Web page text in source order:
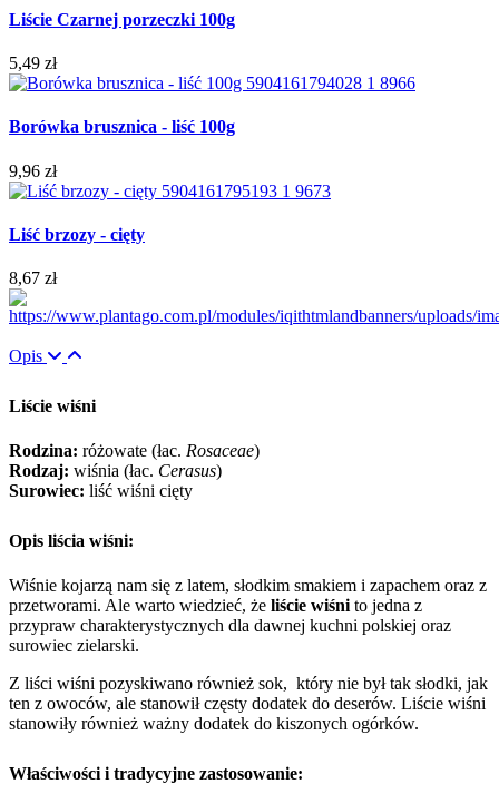
Liście Czarnej porzeczki 100g
5,49 zł
Borówka brusznica - liść 100g
9,96 zł
Liść brzozy - cięty
8,67 zł
Opis
Liście wiśni
Rodzina: różowate (łac. Rosaceae)
Rodzaj: wiśnia (łac. Cerasus)
Surowiec: liść wiśni cięty
Opis liścia wiśni:
Wiśnie kojarzą nam się z latem, słodkim smakiem i zapachem oraz z
przetworami. Ale warto wiedzieć, że liście wiśni to jedna z
przypraw charakterystycznych dla dawnej kuchni polskiej oraz
surowiec zielarski.
Z liści wiśni pozyskiwano również sok, który nie był tak słodki, jak
ten z owoców, ale stanowił częsty dodatek do deserów. Liście wiśni
stanowiły również ważny dodatek do kiszonych ogórków.
Właściwości i tradycyjne zastosowanie: